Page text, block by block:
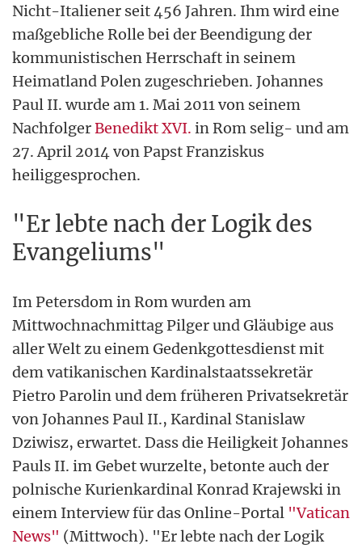
Nicht-Italiener seit 456 Jahren. Ihm wird eine
maßgebliche Rolle bei der Beendigung der
kommunistischen Herrschaft in seinem
Heimatland Polen zugeschrieben. Johannes
Paul II. wurde am 1. Mai 2011 von seinem
NachfolgerBenedikt XVI. in Rom selig- und am
27. April 2014 von Papst Franziskus
heiliggesprochen.
"Er lebte nach der Logik des
Evangeliums"
Im Petersdom in Rom wurden am
Mittwochnachmittag Pilger und Gläubige aus
aller Welt zu einem Gedenkgottesdienst mit
dem vatikanischen Kardinalstaatssekretär
Pietro Parolin und dem früheren Privatsekretär
von Johannes Paul II., Kardinal Stanislaw
Dziwisz, erwartet. Dass die Heiligkeit Johannes
Pauls II. im Gebet wurzelte, betonte auch der
polnische Kurienkardinal Konrad Krajewski in
einem Interview für das Online-Portal "Vatican
News" (Mittwoch). "Er lebte nach der Logik